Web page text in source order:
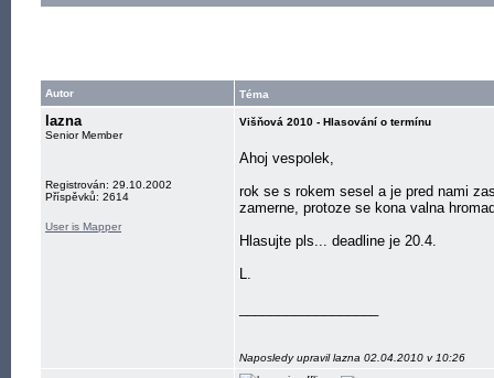
Autor Téma
lazna
Senior Member
Registrován: 29.10.2002
Příspěvků: 2614
User is Mapper
Višňová 2010 - Hlasování o termínu
Ahoj vespolek,
rok se s rokem sesel a je pred nami
zamerne, protoze se kona valna
Hlasujte pls... deadline je 20.4.
L.
Naposledy upravil lazna 02.04.2010 v 10:26